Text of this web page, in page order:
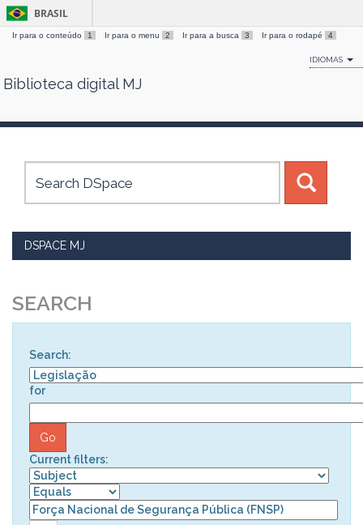
Skip
BRASIL
Ir para o conteúdo 1 Ir para o menu 2 Ir para a busca 3 Ir para o rodapé 4
IDIOMAS
Biblioteca digital MJ
DSPACE MJ
SEARCH
Search:
for
Current filters: